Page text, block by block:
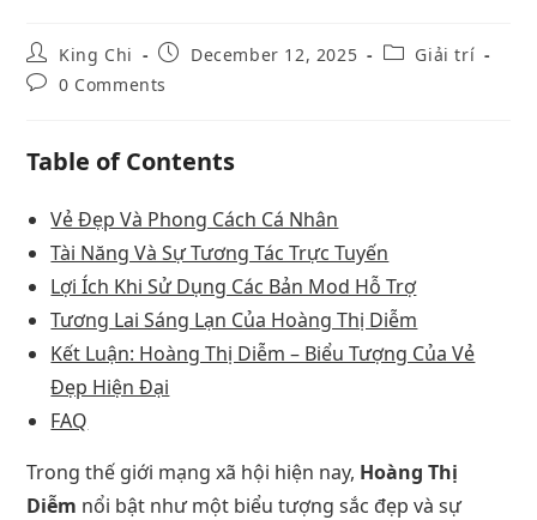
King Chi December 12, 2025
Giải trí
0 Comments
Table of Contents
Vẻ Đẹp Và Phong Cách Cá Nhân
Tài Năng Và Sự Tương Tác Trực Tuyến
Lợi Ích Khi Sử Dụng Các Bản Mod Hỗ Trợ
Tương Lai Sáng Lạn Của Hoàng Thị Diễm
Kết Luận: Hoàng Thị Diễm – Biểu Tượng Của Vẻ
Đẹp Hiện Đại
FAQ
Trong thế giới mạng xã hội hiện nay, Hoàng Thị
Diễm nổi bật như một biểu tượng sắc đẹp và sự